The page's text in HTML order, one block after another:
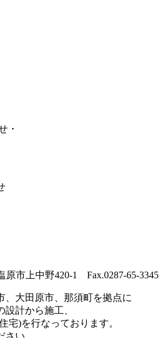
・
原市上中野420-1 Fax.0287-65-3345
、大田原市、那須町を拠点に
計から施工、
宅)を行なっております。